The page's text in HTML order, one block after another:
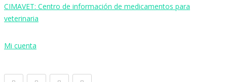
CIMAVET: Centro de información de medicamentos para
veterinaria
Mi cuenta